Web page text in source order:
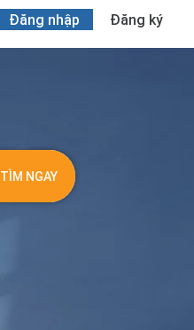
Đăng nhập Đăng ký
TÌM NGAY